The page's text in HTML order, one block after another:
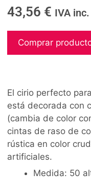
43,56 € IVA inc.
Comprar
El cirio perfecto
está decorada con
(cambia de color
cintas de raso de
rústica en color
artificiales.
Medida: 50